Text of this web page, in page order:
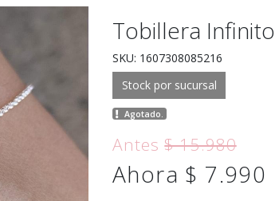
Tobillera Infinito
SKU: 1607308085216
Stock por sucursal
Agotado.
Antes$ 15.980
Ahora $ 7.990